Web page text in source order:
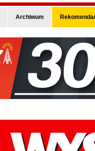
Archiwum